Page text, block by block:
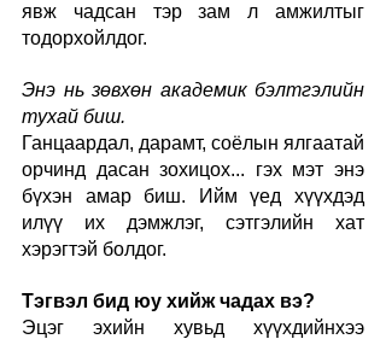
явж чадсан тэр зам л амжилтыг
тодорхойлдог.
Энэ нь зөвхөн академик бэлтгэлийн
тухай биш.
Ганцаардал, дарамт, соёлын ялгаатай
орчинд дасан зохицох... гэх мэт энэ
бүхэн амар биш. Ийм үед хүүхдэд
илүү их дэмжлэг, сэтгэлийн хат
хэрэгтэй болдог.
Тэгвэл бид юу хийж чадах вэ?
Эцэг эхийн хувьд хүүхдийнхээ